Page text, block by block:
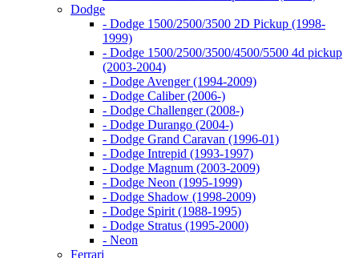
Dodge
- Dodge 1500/2500/3500 2D Pickup (1998-
1999)
- Dodge 1500/2500/3500/4500/5500 4d pickup
(2003-2004)
- Dodge Avenger (1994-2009)
- Dodge Caliber (2006-)
- Dodge Challenger (2008-)
- Dodge Durango (2004-)
- Dodge Grand Caravan (1996-01)
- Dodge Intrepid (1993-1997)
- Dodge Magnum (2003-2009)
- Dodge Neon (1995-1999)
- Dodge Shadow (1998-2009)
- Dodge Spirit (1988-1995)
- Dodge Stratus (1995-2000)
- Neon
Ferrari